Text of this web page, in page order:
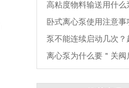
高粘度物料输送用什么
卧式离心泵使用注意事
泵不能连续启动几次？
数，电机必坏
离心泵为什么要＂关阀